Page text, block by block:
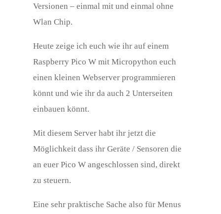
Versionen – einmal mit und einmal ohne
Wlan Chip.
Heute zeige ich euch wie ihr auf einem
Raspberry Pico W mit Micropython euch
einen kleinen Webserver programmieren
könnt und wie ihr da auch 2 Unterseiten
einbauen könnt.
Mit diesem Server habt ihr jetzt die
Möglichkeit dass ihr Geräte / Sensoren die
an euer Pico W angeschlossen sind, direkt
zu steuern.
Eine sehr praktische Sache also für Menus